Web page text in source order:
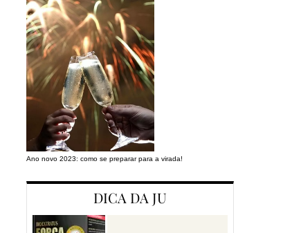
Ano novo 2023: como se preparar para a virada!
DICA DA JU